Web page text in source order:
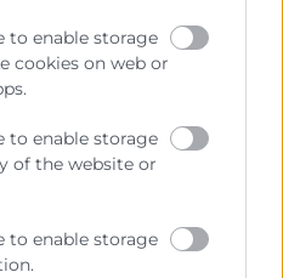
to enable storage
cookies on web or
to enable storage
of the website or
to enable storage
reunión de
con la
Camarero
y Consellera de Servicios
Susana Camarero y el
Vivienda, Sebastián
un almuerzo de trabajo